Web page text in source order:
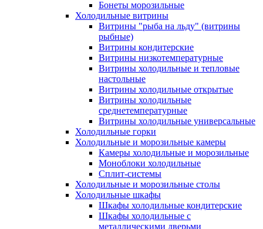
Бонеты морозильные
Холодильные витрины
Витрины "рыба на льду" (витрины
рыбные)
Витрины кондитерские
Витрины низкотемпературные
Витрины холодильные и тепловые
настольные
Витрины холодильные открытые
Витрины холодильные
среднетемпературные
Витрины холодильные универсальные
Холодильные горки
Холодильные и морозильные камеры
Камеры холодильные и морозильные
Моноблоки холодильные
Сплит-системы
Холодильные и морозильные столы
Холодильные шкафы
Шкафы холодильные кондитерские
Шкафы холодильные с
металлическими дверьми